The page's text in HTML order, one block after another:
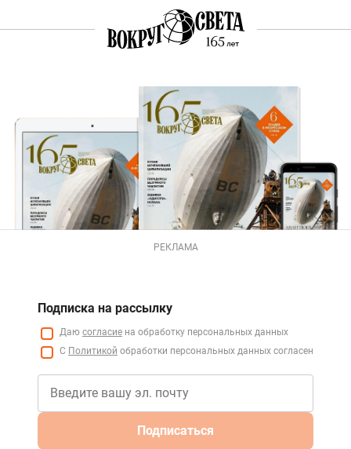
РЕКЛАМА
Подписка на рассылку
Даю согласие на обработку персональных данных
С Политикой обработки персональных данных согласен
Подписаться